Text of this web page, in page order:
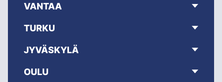
VANTAA
TURKU
JYVÄSKYLÄ
OULU